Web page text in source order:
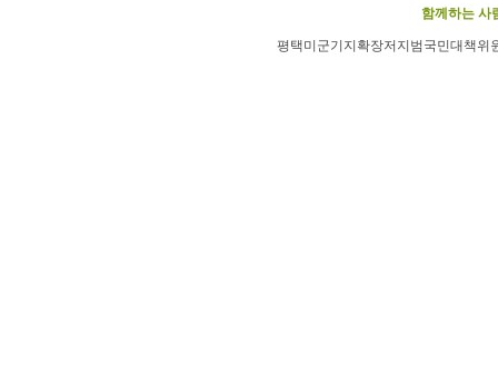
함께하는 사
평택미군기지확장저지범국민대책위